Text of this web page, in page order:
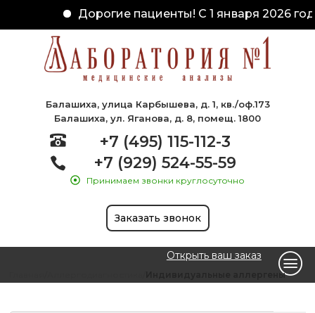
Дорогие пациенты! С 1 января 2026
Балашиха, улица Карбышева, д. 1, кв./оф.173
Балашиха, ул. Яганова, д. 8, помещ. 1800
+7 (495) 115-112-3
+7 (929) 524-55-59
Принимаем звонки круглосуточно
Заказать звонок
Открыть ваш заказ
Индивидуальные аллергены